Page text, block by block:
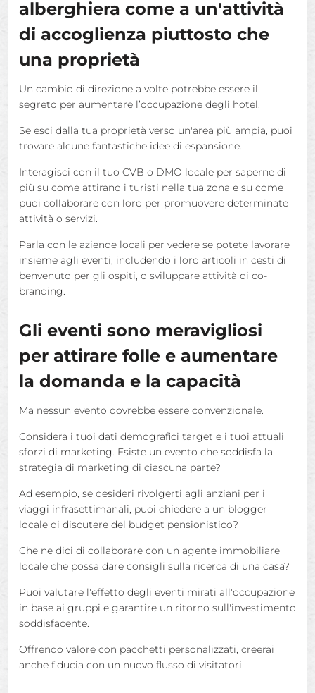
alberghiera come a un'attività
di accoglienza piuttosto che
una proprietà
Un cambio di direzione a volte potrebbe essere il
segreto per aumentare l’occupazione degli hotel.
Se esci dalla tua proprietà verso un'area più ampia, puoi
trovare alcune fantastiche idee di espansione.
Interagisci con il tuo CVB o DMO locale per saperne di
più su come attirano i turisti nella tua zona e su come
puoi collaborare con loro per promuovere determinate
attività o servizi.
Parla con le aziende locali per vedere se potete lavorare
insieme agli eventi, includendo i loro articoli in cesti di
benvenuto per gli ospiti, o sviluppare attività di co-
branding.
Gli eventi sono meravigliosi
per attirare folle e aumentare
la domanda e la capacità
Ma nessun evento dovrebbe essere convenzionale.
Considera i tuoi dati demografici target e i tuoi attuali
sforzi di marketing. Esiste un evento che soddisfa la
strategia di marketing di ciascuna parte?
Ad esempio, se desideri rivolgerti agli anziani per i
viaggi infrasettimanali, puoi chiedere a un blogger
locale di discutere del budget pensionistico?
Che ne dici di collaborare con un agente immobiliare
locale che possa dare consigli sulla ricerca di una casa?
Puoi valutare l'effetto degli eventi mirati all'occupazione
in base ai gruppi e garantire un ritorno sull'investimento
soddisfacente.
Offrendo valore con pacchetti personalizzati, creerai
anche fiducia con un nuovo flusso di visitatori.